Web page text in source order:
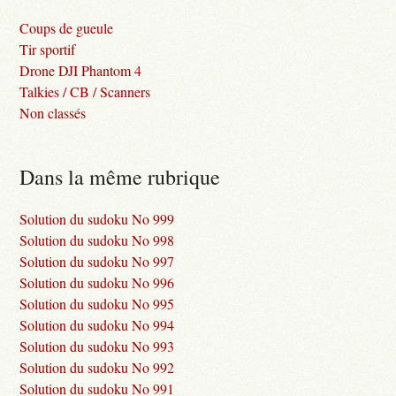
Coups de gueule
Tir sportif
Drone DJI Phantom 4
Talkies / CB / Scanners
Non classés
Dans la même rubrique
Solution du sudoku No 999
Solution du sudoku No 998
Solution du sudoku No 997
Solution du sudoku No 996
Solution du sudoku No 995
Solution du sudoku No 994
Solution du sudoku No 993
Solution du sudoku No 992
Solution du sudoku No 991